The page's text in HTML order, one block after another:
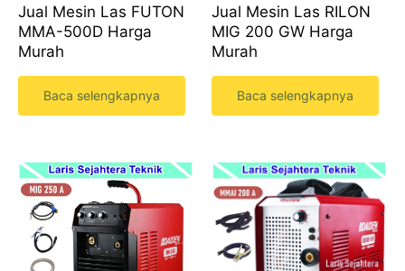
Jual Mesin Las FUTON
MMA-500D Harga
Murah
Baca selengkapnya
Jual Mesin Las RILON
MIG 200 GW Harga
Murah
Baca selengkapnya